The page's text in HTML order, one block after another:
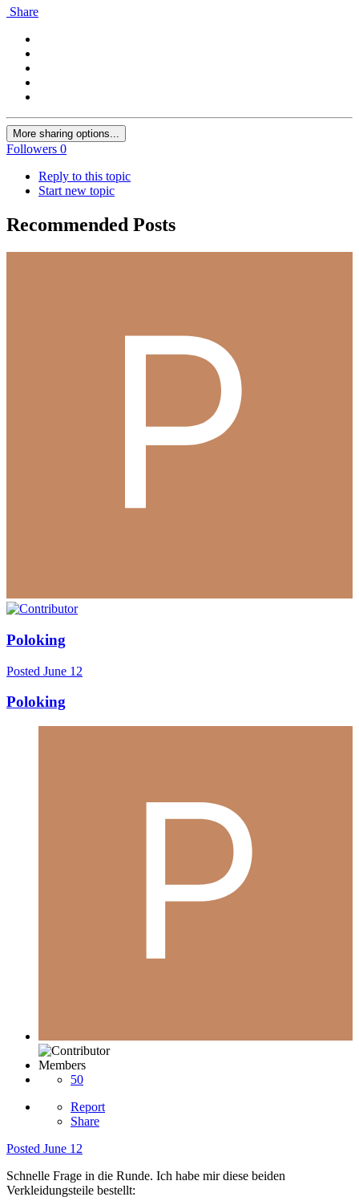
Share
More sharing options...
Followers 0
Reply to this topic
Start new topic
Recommended Posts
Poloking
Posted June 12
Poloking
Members
50
Report
Share
Posted June 12
Schnelle Frage in die Runde. Ich habe mir diese beiden
Verkleidungsteile bestellt: